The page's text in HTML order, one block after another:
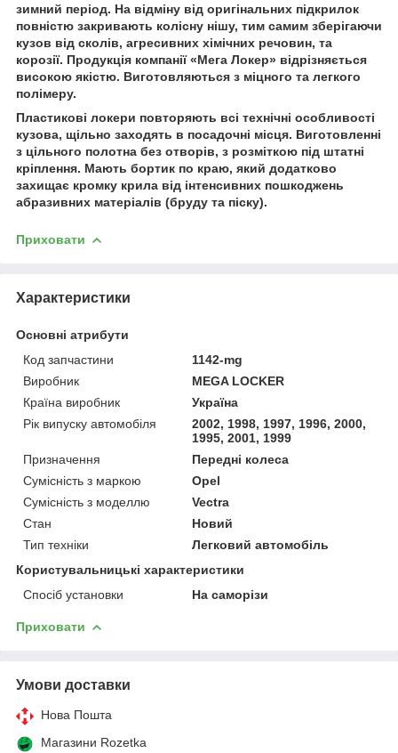
зимний період. На відміну від оригінальних підкрилок
повністю закривають колісну нішу, тим самим зберігаючи
кузов від сколів, агресивних хімічних речовин, та
корозії. Продукція компанії «Мега Локер» відрізняється
високою якістю. Виготовляються з міцного та легкого
полімеру.
Пластикові локери повторяють всі технічні особливості
кузова, щільно заходять в посадочні місця. Виготовленні
з цільного полотна без отворів, з розміткою під штатні
кріплення. Мають бортик по краю, який додатково
захищає кромку крила від інтенсивних пошкоджень
абразивних матеріалів (бруду та піску).
Приховати
Характеристики
Основні атрибути
Код запчастини
1142-mg
Виробник
MEGA LOCKER
Країна виробник
Україна
Рік випуску автомобіля
2002, 1998, 1997, 1996, 2000,
1995, 2001, 1999
Призначення
Передні колеса
Сумісність з маркою
Opel
Сумісність з моделлю
Vectra
Стан
Новий
Тип техніки
Легковий автомобіль
Користувальницькі характеристики
Спосіб установки
На саморізи
Приховати
Умови доставки
Нова Пошта
Магазини Rozetka